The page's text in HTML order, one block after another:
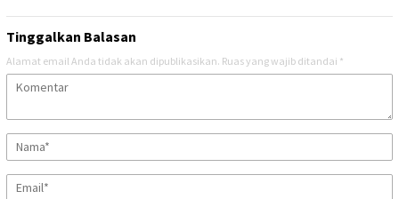
Tinggalkan Balasan
Alamat email Anda tidak akan dipublikasikan. Ruas yang wajib ditandai *